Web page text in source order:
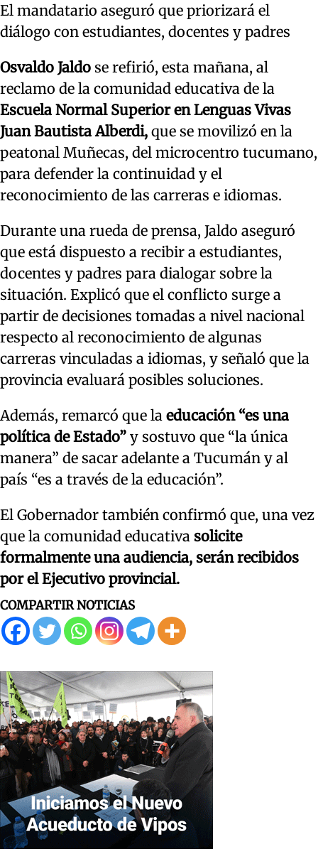
El mandatario aseguró que priorizará el
diálogo con estudiantes, docentes y padres
Osvaldo Jaldo se refirió, esta mañana, al
reclamo de la comunidad educativa de la
Escuela Normal Superior en Lenguas Vivas
Juan Bautista Alberdi, que se movilizó en la
peatonal Muñecas, del microcentro tucumano,
para defender la continuidad y el
reconocimiento de las carreras e idiomas.
Durante una rueda de prensa, Jaldo aseguró
que está dispuesto a recibir a estudiantes,
docentes y padres para dialogar sobre la
situación. Explicó que el conflicto surge a
partir de decisiones tomadas a nivel nacional
respecto al reconocimiento de algunas
carreras vinculadas a idiomas, y señaló que la
provincia evaluará posibles soluciones.
Además, remarcó que la educación “es una
política de Estado” y sostuvo que “la única
manera” de sacar adelante a Tucumán y al
país “es a través de la educación”.
El Gobernador también confirmó que, una vez
que la comunidad educativa solicite
formalmente una audiencia, serán recibidos
por el Ejecutivo provincial.
COMPARTIR NOTICIAS